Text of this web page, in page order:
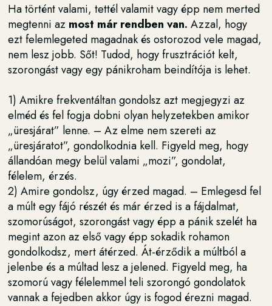
Ha történt valami, tettél valamit vagy épp nem merted
megtenni az most már rendben van. Azzal, hogy
ezt felemlegeted magadnak és ostorozod vele magad,
nem lesz jobb. Sőt! Tudod, hogy frusztrációt kelt,
szorongást vagy egy pánikroham beindítója is lehet.
1) Amikre frekventáltan gondolsz azt megjegyzi az
elméd és fel fogja dobni olyan helyzetekben amikor
„üresjárat” lenne. – Az elme nem szereti az
„üresjáratot”, gondolkodnia kell. Figyeld meg, hogy
állandóan megy belül valami „mozi”, gondolat,
félelem, érzés.
2) Amire gondolsz, úgy érzed magad. – Emlegesd fel
a múlt egy fájó részét és már érzed is a fájdalmat,
szomorúságot, szorongást vagy épp a pánik szelét ha
megint azon az első vagy épp sokadik rohamon
gondolkodsz, mert átérzed. Át-érződik a múltból a
jelenbe és a múltad lesz a jelened. Figyeld meg, ha
szomorú vagy félelemmel teli szorongó gondolatok
vannak a fejedben akkor úgy is fogod érezni magad.